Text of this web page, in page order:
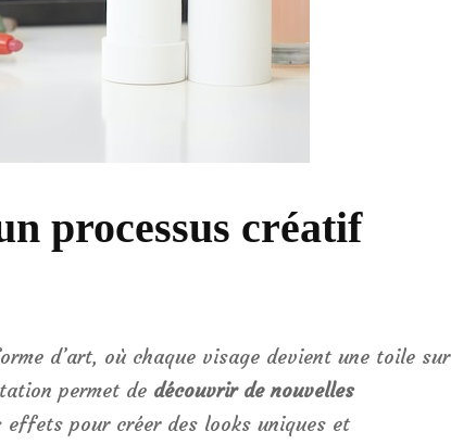
processus créatif
d’art, où chaque visage devient une toile sur
permet de découvrir de nouvelles
pour créer des looks uniques et